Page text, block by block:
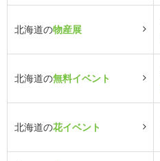
北海道の物産展
北海道の無料イベント
北海道の花イベント